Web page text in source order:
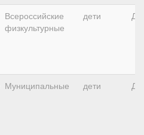
Всероссийские
физкультурные
дети
Муниципальные дети